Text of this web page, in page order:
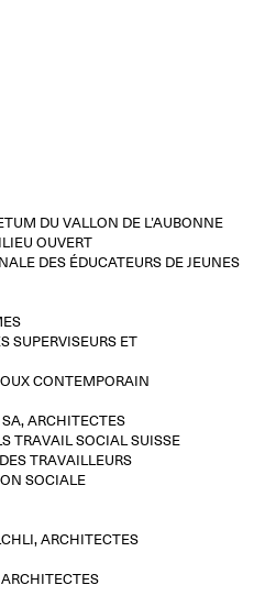
DU VALLON DE L’AUBONNE
OUVERT
DES ÉDUCATEURS DE JEUNES
SUPERVISEURS ET
CONTEMPORAIN
ARCHITECTES
TRAVAIL SOCIAL SUISSE
TRAVAILLEURS
SOCIALE
ARCHITECTES